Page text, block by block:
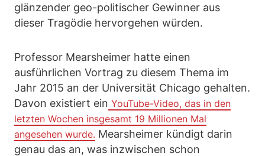
glänzender geo-politischer Gewinner aus
dieser Tragödie hervorgehen würden.
Professor Mearsheimer hatte einen
ausführlichen Vortrag zu diesem Thema im
Jahr 2015 an der Universität Chicago gehalten.
Davon existiert ein YouTube-Video, das in den
letzten Wochen insgesamt 19 Millionen Mal
angesehen wurde. Mearsheimer kündigt darin
genau das an, was inzwischen schon